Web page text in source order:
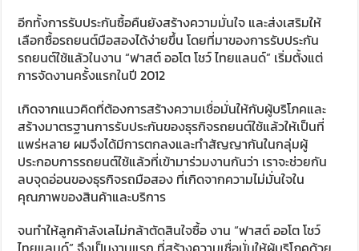
อีกทั้งการรับประกันซื้อคืนยังสร้างความมั่นใจ และส่งเสริมให้
เลือกซื้อรถยนต์มือสองได้ง่ายขึ้น โดยที่มาของการรับประกัน
รถยนต์ใช้แล้วในงาน “ฟาสต์ ออโต โชว์ ไทยแลนด์” เริ่มตั้งแต่
การจัดงานครั้งแรกในปี 2012
เกิดจากแนวคิดที่ต้องการสร้างความเชื่อมั่นให้กับผู้บริโภคและ
สร้างมาตรฐานการรับประกันของธุรกิจรถยนต์ใช้แล้วให้เป็นที่
แพร่หลาย ผมจึงได้มีการตกลงและทำสัญญากันในกลุ่มผู้
ประกอบการรถยนต์ใช้แล้วที่เข้ามาร่วมงานกันว่า เราจะช่วยกัน
ลบจุดอ่อนของธุรกิจรถมือสอง ที่เกิดจากความไม่มั่นใจใน
คุณภาพของสินค้าและบริการ
จนทำให้ลูกค้าลังเลไม่กล้าตัดสินใจซื้อ งาน “ฟาสต์ ออโต โชว์